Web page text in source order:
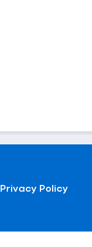
Privacy Policy